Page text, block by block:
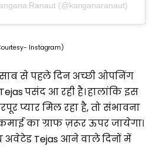
Ranaut (@kanganaranaut)
Instagram)
से पहले दिन अच्छी ओपनिंग
पसंद आ रही है। हालांकि इस
प्यार मिल रहा है, तो संभावना
का ग्राफ ज़रूर ऊपर जायेगा।
Tejas आने वाले दिनों में